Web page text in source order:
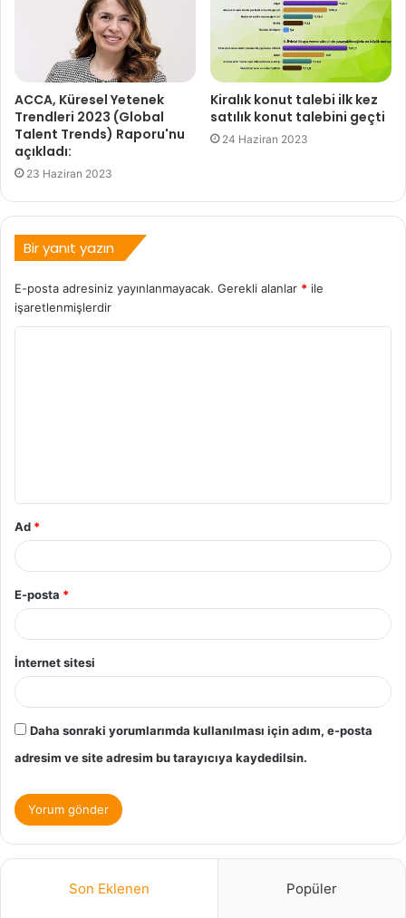
ACCA, Küresel Yetenek
Trendleri 2023 (Global
Talent Trends) Raporu'nu
açıkladı:
23 Haziran 2023
Kiralık konut talebi ilk kez
satılık konut talebini geçti
24 Haziran 2023
Bir yanıt yazın
E-posta adresiniz yayınlanmayacak. Gerekli alanlar * ile
işaretlenmişlerdir
Ad *
E-posta *
İnternet sitesi
Daha sonraki yorumlarımda kullanılması için adım, e-posta
adresim ve site adresim bu tarayıcıya kaydedilsin.
Son Eklenen Popüler